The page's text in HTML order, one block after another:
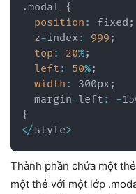
.modal {
position : fixed ;
  z
-index : 999 ;
top : 20%;
left : 50%;
width : 300px ;
  margin
-left : -
}
</style>
Thành phần chứa một
một thẻ với một lớp